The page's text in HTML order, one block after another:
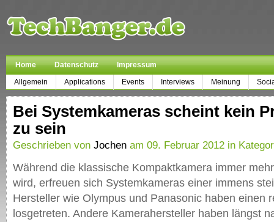
Home Datenschutz
Impressum
Allgemein
Applications Events Interviews Meinung
Bei Systemkameras scheint kein
zu sein
Geschrieben von Jochen am 09. Februar 2012 in
Während die klassische Kompaktkamera immer
wird, erfreuen sich Systemkameras einer immens
Hersteller wie Olympus und Panasonic haben einen
losgetreten. Andere Kamerahersteller haben längst